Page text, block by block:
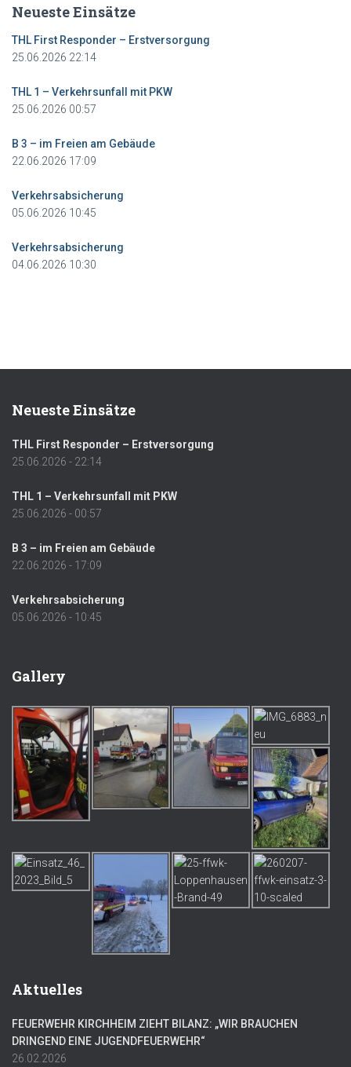
Neueste Einsätze
THL First Responder – Erstversorgung
25.06.2026 22:14
THL 1 – Verkehrsunfall mit PKW
25.06.2026 00:57
B 3 – im Freien am Gebäude
22.06.2026 17:09
Verkehrsabsicherung
05.06.2026 10:45
Verkehrsabsicherung
04.06.2026 10:30
Neueste Einsätze
THL First Responder – Erstversorgung
25.06.2026 - 22:14
THL 1 – Verkehrsunfall mit PKW
25.06.2026 - 00:57
B 3 – im Freien am Gebäude
22.06.2026 - 17:09
Verkehrsabsicherung
05.06.2026 - 10:45
Gallery
Aktuelles
FEUERWEHR KIRCHHEIM ZIEHT BILANZ: „WIR BRAUCHEN
DRINGEND EINE JUGENDFEUERWEHR“
26.02.2026